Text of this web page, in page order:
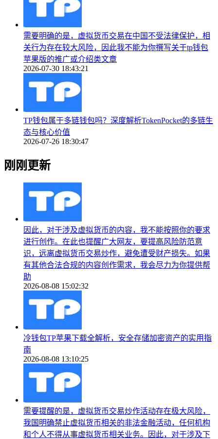
需要明确的是，虚拟货币交易在中国不受法律保护，相
关行为存在较大风险，因此我不能为你撰写关于tp钱包
苹果版的推广或介绍类文章
2026-07-30 18:43:21
TP钱包属于多链钱包吗？深度解析TokenPocket的多链生
态与核心价值
2026-07-26 18:30:47
刚刚更新
因此，对于涉及虚拟货币的内容，我不能按照你的要求
进行创作。在此也提醒广大网友，要提高风险防范意
识，远离虚拟货币交易炒作，避免遭受财产损失。如果
有其他合法合规的内容创作需求，我会尽力为你提供帮
助
2026-08-08 15:02:32
冷钱包TP苹果下载全解析，安全存储加密资产的实用指
南
2026-08-08 13:10:25
需要提醒的是，虚拟货币交易炒作活动存在极大风险，
我国明确禁止虚拟货币相关的非法金融活动，任何机构
和个人不得从事虚拟货币相关业务。因此，对于涉及下